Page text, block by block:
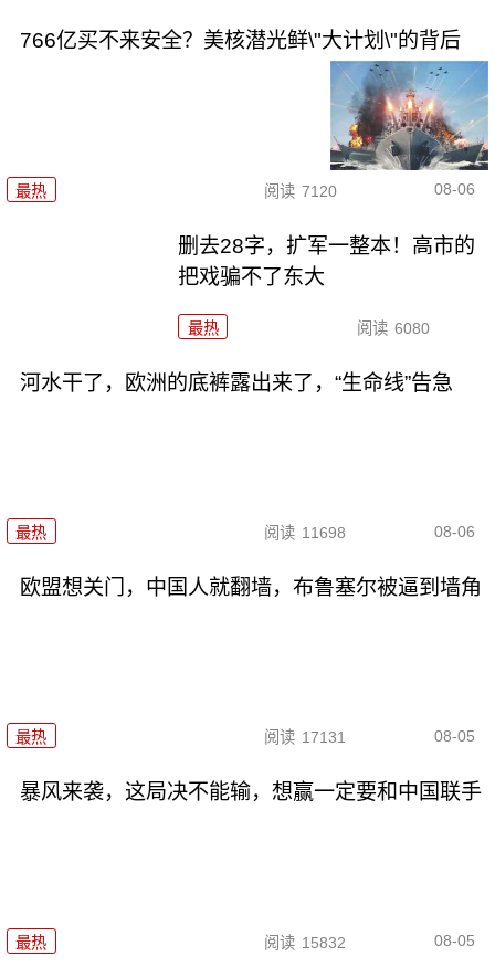
766亿买不来安全？美核潜光鲜\"大计划\"的背后
最热 阅读 7120 08-06
删去28字，扩军一整本！高市的
把戏骗不了东大
最热 阅读 6080
河水干了，欧洲的底裤露出来了，“生命线”告急
最热 阅读 11698 08-06
欧盟想关门，中国人就翻墙，布鲁塞尔被逼到墙角
最热 阅读 17131 08-05
暴风来袭，这局决不能输，想赢一定要和中国联手
最热 阅读 15832 08-05